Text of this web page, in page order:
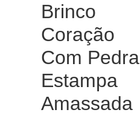
Brinco
Coração
Com Pedra
Estampa
Amassada